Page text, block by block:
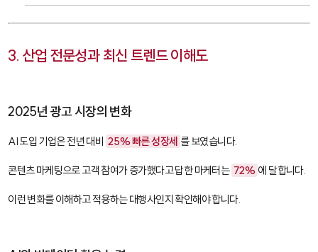
3. 산업 전문성과 최신 트렌드 이해도
2025년 광고 시장의 변화
AI 도입 기업은 전년 대비 25% 빠른 성장세 를 보였습니다.
콘텐츠 마케팅으로 고객 참여가 증가했다고 답한 마케터는 72% 에 달합니다.
이런 변화를 이해하고 적용하는 대행사인지 확인해야 합니다.